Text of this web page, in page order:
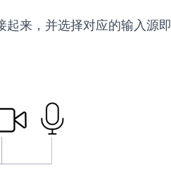
起来，并选择对应的输入源即